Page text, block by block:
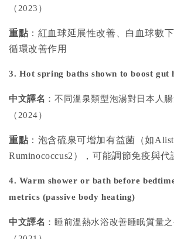
（2023）
重點 ：紅血球延展性改善、白血球數
循環改善作用
3. Hot spring baths shown to boost gut
中文譯名 ：不同溫泉類型泡湯對日本人
（2024）
重點 ：泡含硫泉可增加有益菌（如
Ruminococcus2），可能調節免疫與代
4. Warm shower or bath before
metrics (passive body heating)
中文譯名 ：睡前溫熱水浴改善睡眠質量